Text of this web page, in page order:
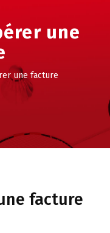
une
une facture
facture